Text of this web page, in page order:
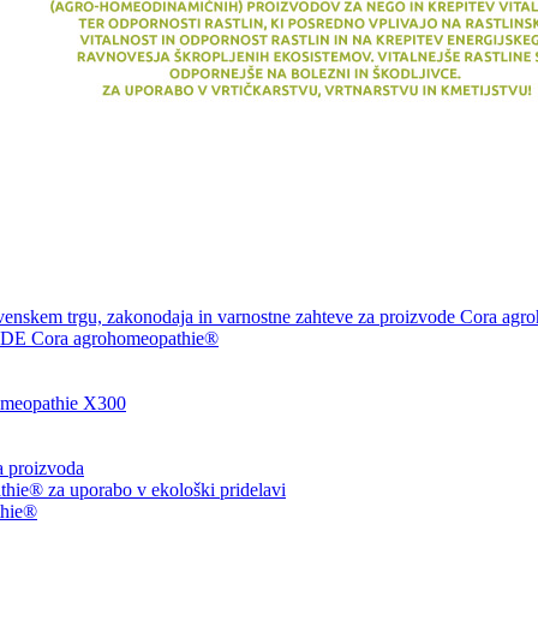
trgu, zakonodaja in varnostne zahteve za proizvode Cora
Cora agrohomeopathie®
X300
proizvoda
za uporabo v ekološki pridelavi